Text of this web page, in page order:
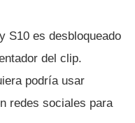
S10 es desbloqueado
del clip.
podrí­a usar
redes sociales para